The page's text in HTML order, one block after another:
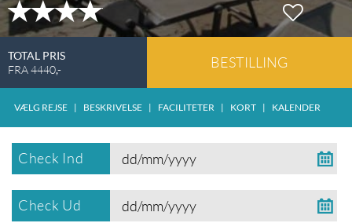
TOTAL PRIS
FRA4440,- BESTILLING
VÆLG REJSE | BESKRIVELSE | FACILITETER | KORT | KALENDER
Check Ind
Check Ud